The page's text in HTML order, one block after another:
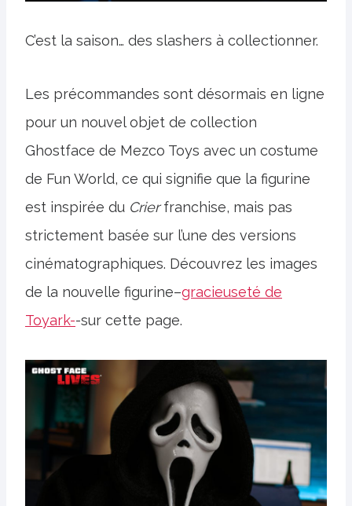
C’est la saison… des slashers à collectionner.
Les précommandes sont désormais en ligne
pour un nouvel objet de collection
Ghostface de Mezco Toys avec un costume
de Fun World, ce qui signifie que la figurine
est inspirée du Crierfranchise, mais pas
strictement basée sur l’une des versions
cinématographiques. Découvrez les images
de la nouvelle figurine–gracieuseté de
Toyark--sur cette page.